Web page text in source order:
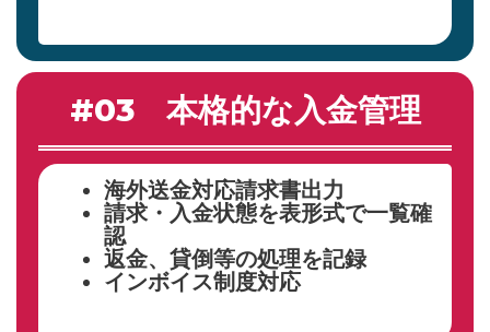
#03 本格的な入金管理
海外送金対応請求書出力
請求・入金状態を表形式で一覧確
認
返金、貸倒等の処理を記録
インボイス制度対応